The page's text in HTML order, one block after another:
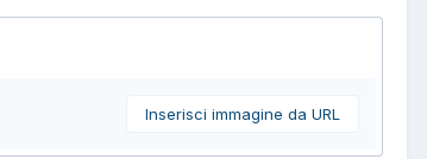
Inserisci immagine da URL